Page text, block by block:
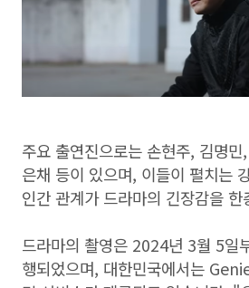
주요 출연진으로는 손현주, 김명
은채 등이 있으며, 이들이 펼치는
인간 관계가 드라마의 긴장감을
드라마의 촬영은 2024년 3월 5일
행되었으며, 대한민국에서는